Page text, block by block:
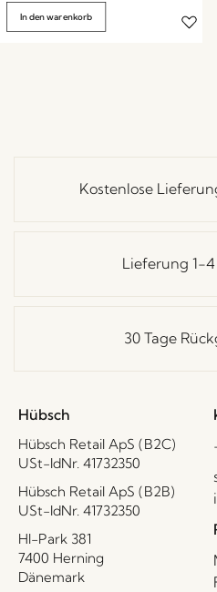
In den warenkorb
Kostenlose
Lieferung 1-
30 Tage
Hübsch
Hübsch Retail ApS (B2C)
USt-IdNr. 41732350
Hübsch Retail ApS (B2B)
USt-IdNr. 41732350
HI-Park 381
7400 Herning
Dänemark